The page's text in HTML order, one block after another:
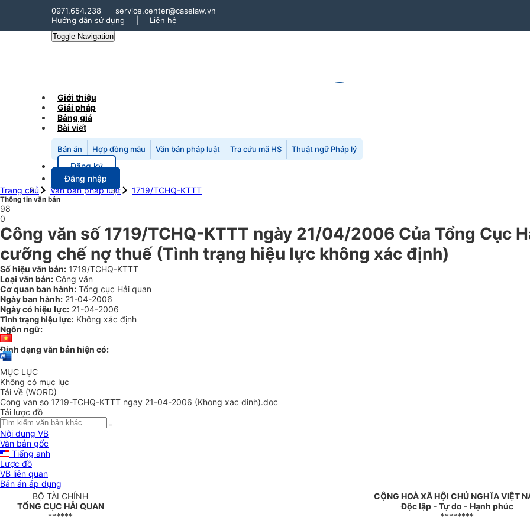
0971.654.238
service.center@caselaw.vn
Hướng dẫn sử dụng
Liên hệ
Toggle Navigation
Giới thiệu
Giải pháp
Bảng giá
Bài viết
Bản án Hợp đồng mẫu Văn bản pháp luật Tra cứu mã HS Thuật ngữ Pháp lý
Đăng ký
Đăng nhập
Trang chủ
Văn bản pháp luật 1719/TCHQ-KTTT
Thông tin văn bản
98
0
Công văn số 1719/TCHQ-KTTT ngày 21/04/2006 Của Tổng Cục
cưỡng chế nợ thuế (Tình trạng hiệu lực không xác định)
Số hiệu văn bản: 1719/TCHQ-KTTT
Loại văn bản: Công văn
Cơ quan ban hành: Tổng cục Hải quan
Ngày ban hành: 21-04-2006
Ngày có hiệu lực: 21-04-2006
Tình trạng hiệu lực: Không xác định
Ngôn ngữ:
Định dạng văn bản hiện có:
MỤC LỤC
Không có mục lục
Tải về (WORD)
Cong van so 1719-TCHQ-KTTT ngay 21-04-2006 (Khong xac dinh).doc
Tải lược đồ
Nội dung VB
Văn bản gốc
Tiếng anh
Lược đồ
VB liên quan
Bản án áp dụng
BỘ TÀI CHÍNH
TỔNG CỤC HẢI QUAN
******
CỘNG HOÀ XÃ HỘI CHỦ NGHĨA VIỆT
Độc lập - Tự do - Hạnh phúc
********